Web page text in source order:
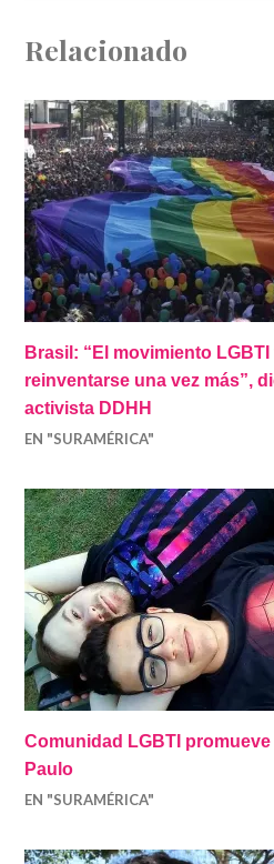
Relacionado
Brasil: “El movimiento
reinventarse una vez más”,
activista DDHH
EN "SURAMÉRICA"
Comunidad LGBTI
Paulo
EN "SURAMÉRICA"